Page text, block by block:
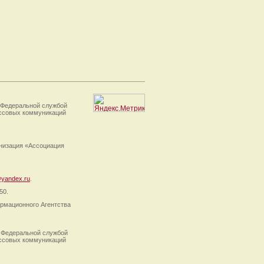
службой
коммуникаций
«Ассоциация
Агентства
службой
коммуникаций